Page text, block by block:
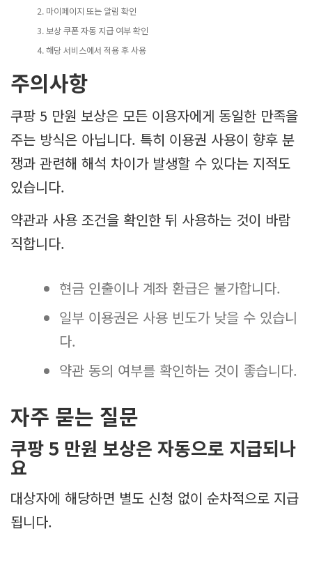
마이페이지 또는 알림 확인
보상 쿠폰 자동 지급 여부 확인
해당 서비스에서 적용 후 사용
주의사항
쿠팡 5 만원 보상은 모든 이용자에게 동일한 만족을
주는 방식은 아닙니다. 특히 이용권 사용이 향후 분
쟁과 관련해 해석 차이가 발생할 수 있다는 지적도
있습니다.
약관과 사용 조건을 확인한 뒤 사용하는 것이 바람
직합니다.
현금 인출이나 계좌 환급은 불가합니다.
일부 이용권은 사용 빈도가 낮을 수 있습니
다.
약관 동의 여부를 확인하는 것이 좋습니다.
자주 묻는 질문
쿠팡 5 만원 보상은 자동으로 지급되나
요
대상자에 해당하면 별도 신청 없이 순차적으로 지급
됩니다.